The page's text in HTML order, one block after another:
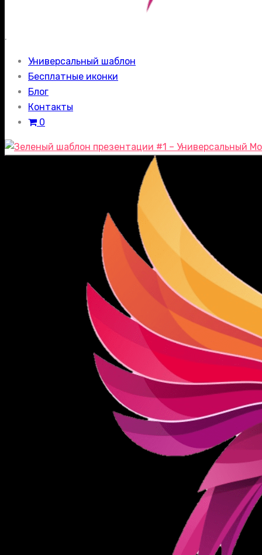
.
Универсальный шаблон
Бесплатные иконки
Блог
Контакты
0